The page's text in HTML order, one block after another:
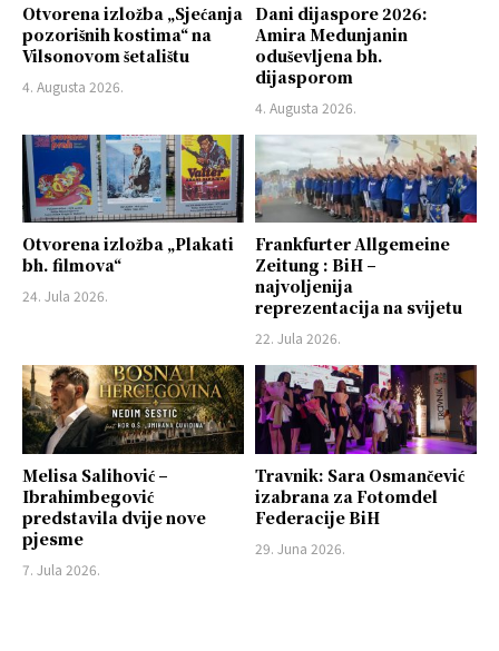
Otvorena izložba „Sjećanja
pozorišnih kostima“ na
Vilsonovom šetalištu
4. Augusta 2026.
Dani dijaspore 2026:
Amira Medunjanin
oduševljena bh.
dijasporom
4. Augusta 2026.
Otvorena izložba „Plakati
bh. filmova“
24. Jula 2026.
Frankfurter Allgemeine
Zeitung : BiH –
najvoljenija
reprezentacija na svijetu
22. Jula 2026.
Melisa Salihović –
Ibrahimbegović
predstavila dvije nove
pjesme
7. Jula 2026.
Travnik: Sara Osmančević
izabrana za Fotomdel
Federacije BiH
29. Juna 2026.